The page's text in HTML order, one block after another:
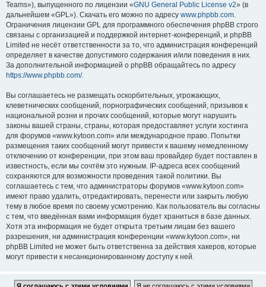
Teams»), выпущенного по лицензии «GNU General Public License v2» (в
дальнейшем «GPL»). Скачать его можно по адресу www.phpbb.com.
Ограничения лицензии GPL для программного обеспечения phpBB строго
связаны с организацией и поддержкой интернет-конференций, и phpBB
Limited не несёт ответственности за то, что администрация конференций
определяет в качестве допустимого содержания и/или поведения в них.
За дополнительной информацией о phpBB обращайтесь по адресу
https://www.phpbb.com/.
Вы соглашаетесь не размещать оскорбительных, угрожающих,
клеветнических сообщений, порнографических сообщений, призывов к
национальной розни и прочих сообщений, которые могут нарушить
законы вашей страны, страны, которая предоставляет услуги хостинга
для форумов «www.kytoon.com» или международное право. Попытки
размещения таких сообщений могут привести к вашему немедленному
отключению от конференции, при этом ваш провайдер будет поставлен в
известность, если мы сочтём это нужным. IP-адреса всех сообщений
сохраняются для возможности проведения такой политики. Вы
соглашаетесь с тем, что администраторы форумов «www.kytoon.com»
имеют право удалить, отредактировать, перенести или закрыть любую
тему в любое время по своему усмотрению. Как пользователь вы согласны
с тем, что введённая вами информация будет храниться в базе данных.
Хотя эта информация не будет открыта третьим лицам без вашего
разрешения, ни администрация конференции «www.kytoon.com», ни
phpBB Limited не может быть ответственна за действия хакеров, которые
могут привести к несанкционированному доступу к ней.